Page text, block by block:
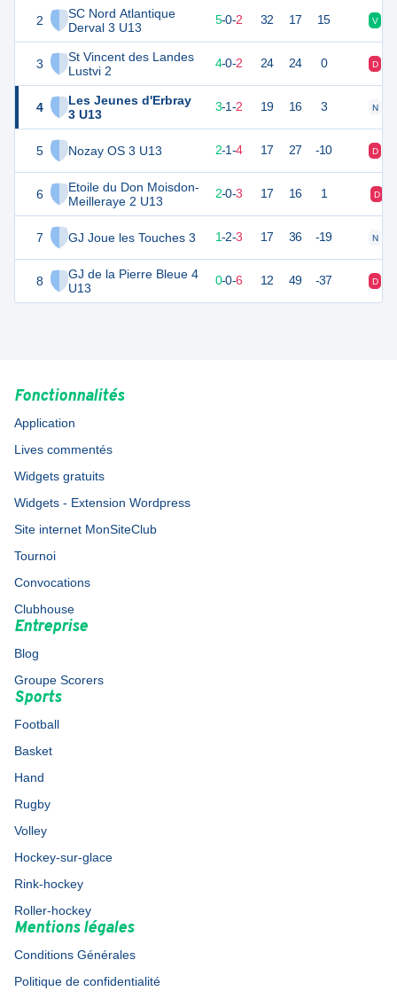
2
SC Nord Atlantique
Derval 3 U13
3
St Vincent des Landes
Lustvi 2
4
Les Jeunes d'Erbray
3 U13
5 Nozay OS 3 U13
6
Etoile du Don Moisdon-
Meilleraye 2 U13
7 GJ Joue les Touches 3
8
GJ de la Pierre Bleue 4
U13
15 5-0-2 32 17 15 V
12 6 4-0-2 24 24 0 D
10 6 3-1-2 19 16 3 N
7 2-1-4 17 27 -10 D
6 5 2-0-3 17 16 1 D
4 7 1-2-3 17 36 -19 N
-1 7 0-0-6 12 49 -37 D
Fonctionnalités
Application
Lives commentés
Widgets gratuits
Widgets - Extension Wordpress
Site internet MonSiteClub
Tournoi
Convocations
Clubhouse
Entreprise
Blog
Groupe Scorers
Sports
Football
Basket
Hand
Rugby
Volley
Hockey-sur-glace
Rink-hockey
Roller-hockey
Mentions légales
Conditions Générales
Politique de confidentialité